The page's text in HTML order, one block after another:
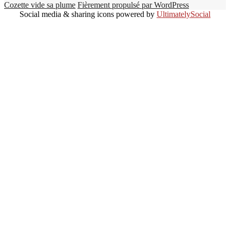
Cozette vide sa plume Fièrement propulsé par WordPress
Social media & sharing icons powered by UltimatelySocial